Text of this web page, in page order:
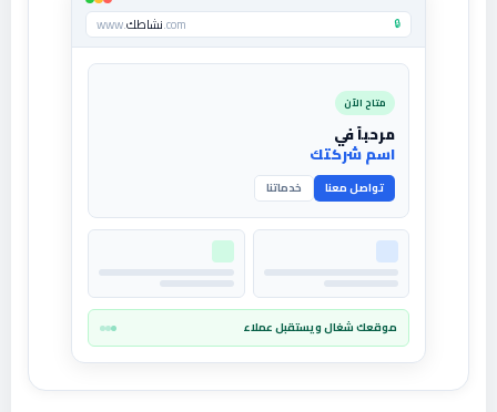
🔒
www.نشاطك.com
متاح الآن
مرحباً في
اسم شركتك
تواصل معنا خدماتنا
موقعك شغال ويستقبل عملاء